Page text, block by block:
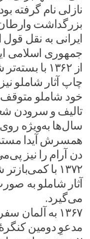
نازلی نام گرفته
بزرگداشت
ایرانی به نقل
جمهوری اسلامی
از ۱۳۶۲ با
چاپ آثار شاملو
خود شاملو
تالیف و سرودن
سال‌ها به‌ویژه
همسرش آیدا
دن آرام را نیز
۱۳۷۲ با
آثار شاملو به
می‌گیرد.
۱۳۶۷ به
مدعوِ دومین کنگرهٔ